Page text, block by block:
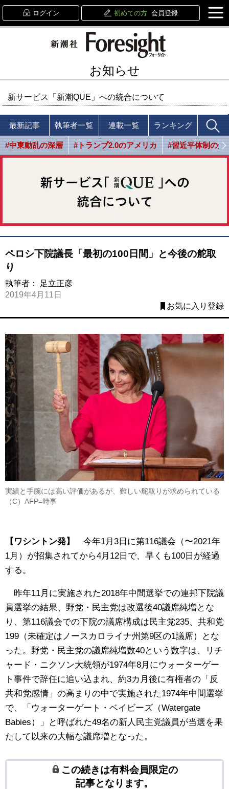
ログイン 初めての方 会員登録
お知らせ
新サービス「新潮QUE」への統合について
最新記事 執筆者一覧 連載一覧 ランキング
#中東動乱の深層 #トランプ2.0のアメリカ #習近平体制の光
ペロシ下院議長「最初の100日間」と今後の舵取
り
執筆者：
足立正彦
2019年4月11日
お気に入り登録
実績と手腕には高い評価があるが、難しい舵取りが求められている
（C）AFP=時事
【ワシントン発】
今年1月3日に第116議会（〜2021年
1月）が招集されてから4月12日で、早くも100日が経過
する。
昨年11月に実施された2018年中間選挙での連邦下院議
員選挙の結果、野党・民主党は改選後40議席純増とな
り、第116議会での下院の議席構成は民主党235、共和党
199（未確定はノースカロライナ州第9区の1議席）とな
った。野党・民主党の議席純増数40という数字は、リチ
ャード・ニクソン大統領が1974年8月にウォーターゲー
ト事件で辞任に追い込まれ、約3カ月後に有権者の「反
共和党感情」の高まりの中で実施された1974年中間選挙
で、「ウォーターゲート・ベイビーズ（Watergate
Babies）」と呼ばれた49名の新人民主党議員が当選を果
たして以来の大幅な議席増となった。
この続きは有料会員限定の
記事となります。